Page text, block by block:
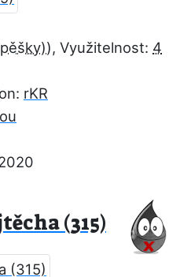
, Využitelnost: 4
rKR
(315)